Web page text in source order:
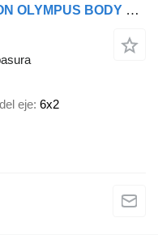
Dennis ELITE 6 6X2 AUTO 26TON OLYMPUS BODY REFUSE
eje 6x2